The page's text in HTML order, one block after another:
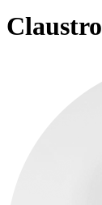
Claustro